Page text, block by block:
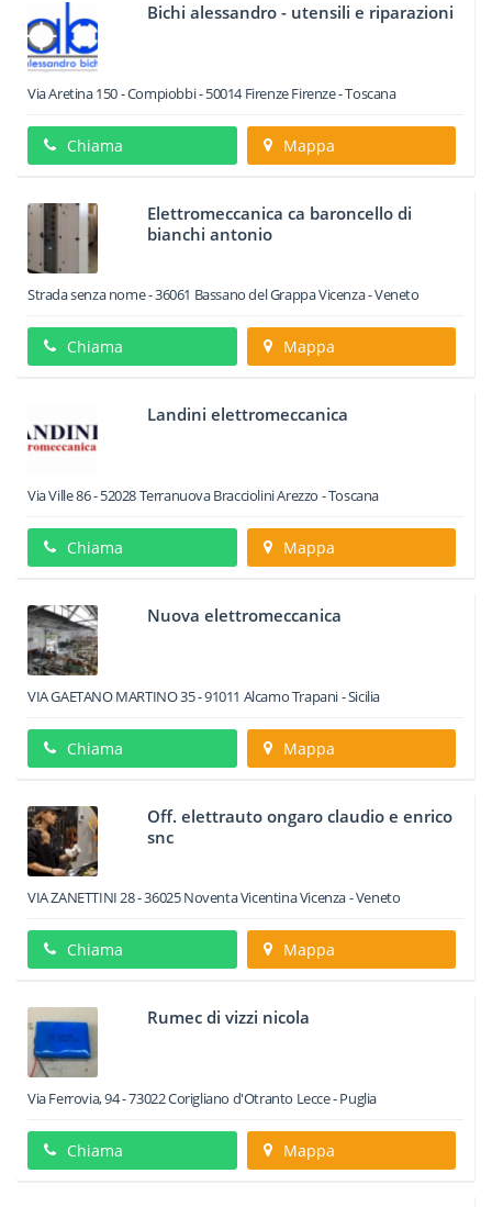
Bichi alessandro - utensili e riparazioni
Via Aretina 150 - Compiobbi-50014 FirenzeFirenze -Toscana
Chiama Mappa
Elettromeccanica ca baroncello di
bianchi antonio
Strada senza nome-36061 Bassano del GrappaVicenza -Veneto
Chiama Mappa
Landini elettromeccanica
Via Ville 86-52028Terranuova BraccioliniArezzo -Toscana
Chiama Mappa
Nuova elettromeccanica
VIA GAETANO MARTINO 35-91011 AlcamoTrapani -Sicilia
Chiama Mappa
Off. elettrauto ongaro claudio e enrico
snc
VIA ZANETTINI 28-36025Noventa VicentinaVicenza -Veneto
Chiama Mappa
Rumec di vizzi nicola
Via Ferrovia, 94-73022Corigliano d'Otranto Lecce -Puglia
Chiama Mappa